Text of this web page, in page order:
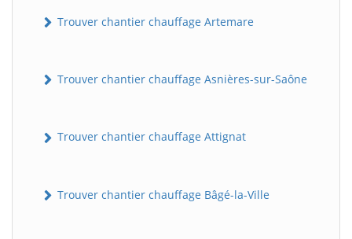
Trouver chantier chauffage Artemare
Trouver chantier chauffage Asnières-sur-Saône
Trouver chantier chauffage Attignat
Trouver chantier chauffage Bâgé-la-Ville